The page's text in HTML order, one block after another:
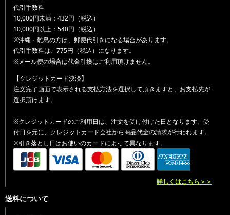
代引手数料
10,000円未満：432円（税込）
10,000円以上：540円（税込）
※沖縄・離島の方は、郵便代引きになる場合があります。
代引手数料は、775円（税込）になります。
※メール便の場合は代金引換はご利用頂けません。
【クレジットカード決済】
注文完了画面で表示される支払方法を選択して頂きますと、お支払先が
選択頂けます。
※クレジットカードのご利用日は、注文を受け付けた日となります。受
付日を元に、クレジットカード会社から商品代金の請求が行われます。
※引き落とし日はお使いのカードによって異なります。
詳しくはこちら＞＞
送料について